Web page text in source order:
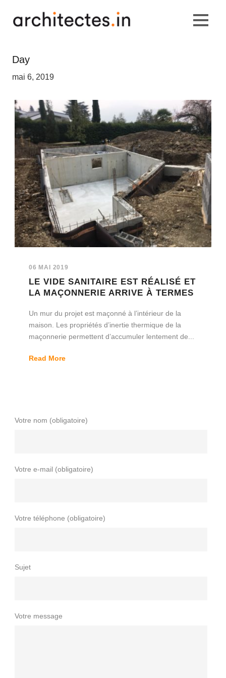
Day
mai 6, 2019
06 MAI 2019
LE VIDE SANITAIRE EST RÉALISÉ ET
LA MAÇONNERIE ARRIVE À TERMES
Un mur du projet est maçonné à l’intérieur de la
maison. Les propriétés d’inertie thermique de la
maçonnerie permettent d’accumuler lentement de...
Read More
Votre nom (obligatoire)
Votre e-mail (obligatoire)
Votre téléphone (obligatoire)
Sujet
Votre message